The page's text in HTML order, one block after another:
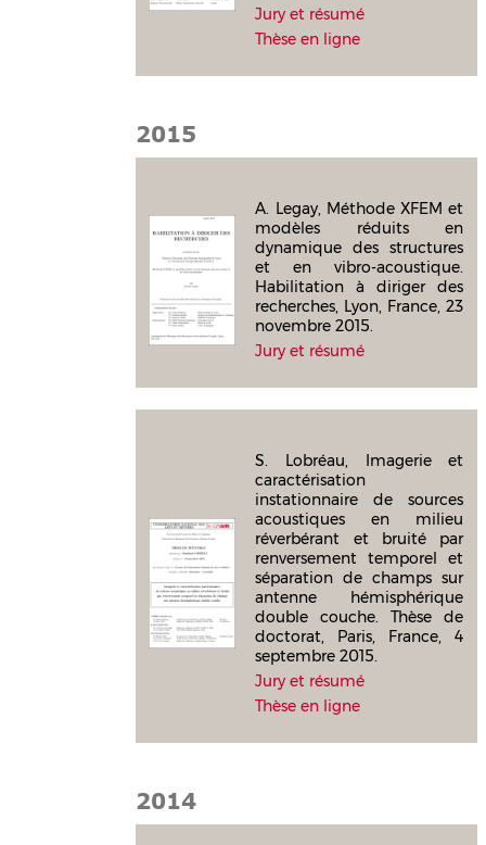
Jury et résumé
Thèse en ligne
2015
A. Legay, Méthode XFEM et
modèles réduits en
dynamique des structures
et en vibro-acoustique.
Habilitation à diriger des
recherches, Lyon, France, 23
novembre 2015.
Jury et résumé
S. Lobréau, Imagerie et
caractérisation
instationnaire de sources
acoustiques en milieu
réverbérant et bruité par
renversement temporel et
séparation de champs sur
antenne hémisphérique
double couche. Thèse de
doctorat, Paris, France, 4
septembre 2015.
Jury et résumé
Thèse en ligne
2014